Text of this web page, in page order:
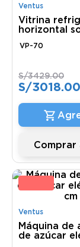
Ventus
Vitrina
horizontal
VP-70
S/3429.00
S/3018.00
Comprar
Ventus
Máquina de
de azúcar